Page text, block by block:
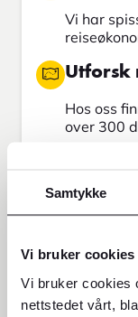
Samtykke
Vi bruker cookies
Vi bruker cookies
nettstedet vårt,
Vi har
Utforsk
Hos oss
over 300
Send